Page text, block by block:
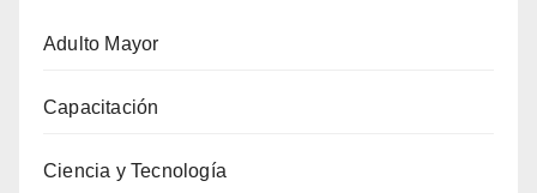
Adulto Mayor
Capacitación
Ciencia y Tecnología